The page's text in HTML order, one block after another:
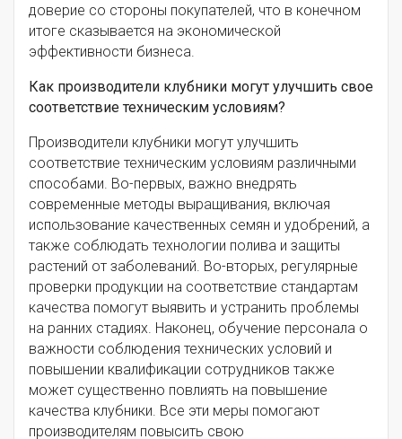
доверие со стороны покупателей, что в конечном
итоге сказывается на экономической
эффективности бизнеса.
Как производители клубники могут улучшить свое
соответствие техническим условиям?
Производители клубники могут улучшить
соответствие техническим условиям различными
способами. Во-первых, важно внедрять
современные методы выращивания, включая
использование качественных семян и удобрений, а
также соблюдать технологии полива и защиты
растений от заболеваний. Во-вторых, регулярные
проверки продукции на соответствие стандартам
качества помогут выявить и устранить проблемы
на ранних стадиях. Наконец, обучение персонала о
важности соблюдения технических условий и
повышении квалификации сотрудников также
может существенно повлиять на повышение
качества клубники. Все эти меры помогают
производителям повысить свою